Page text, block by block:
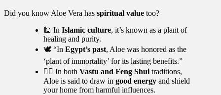
Did you know Aloe Vera has spiritual value too?
🕌 In Islamic culture, it’s known as a plant of
healing and purity.
🕊 “In Egypt’s past, Aloe was honored as the
‘plant of immortality’ for its lasting benefits.”
🧘‍♂️ In both Vastu and Feng Shui traditions,
Aloe is said to draw in good energy and shield
your home from harmful influences.